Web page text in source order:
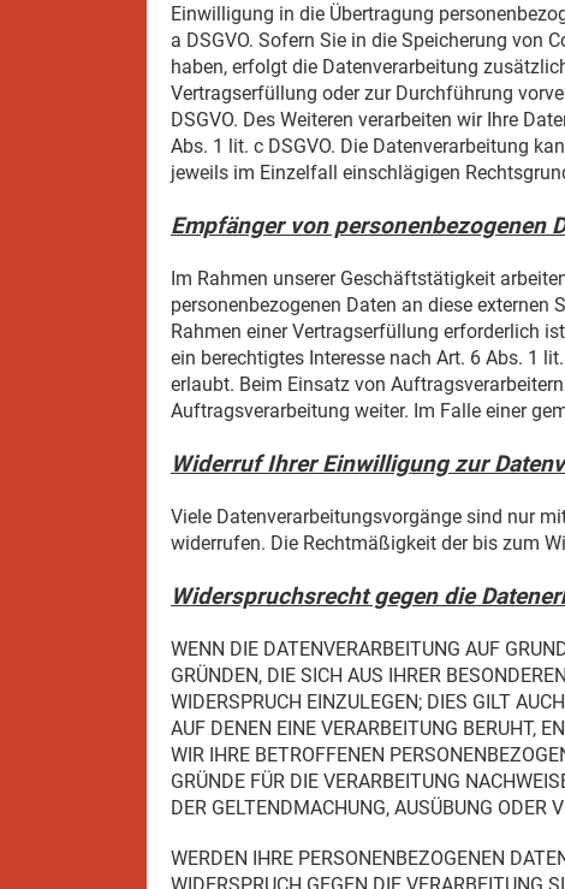
Einwilligung in die Übertragung
a DSGVO. Sofern Sie in die Speicherung von
haben, erfolgt die Datenverarbeitung
Vertragserfüllung oder zur Durchführung
DSGVO. Des Weiteren verarbeiten wir Ihre
Abs. 1 lit. c DSGVO. Die Datenverarbeitung
jeweils im Einzelfall einschlägigen
Empfänger von personenbezogenen
Im Rahmen unserer Geschäftstätigkeit
personenbezogenen Daten an diese externen
Rahmen einer Vertragserfüllung erforderlich
ein berechtigtes Interesse nach Art. 6 Abs. 1
erlaubt. Beim Einsatz von
Auftragsverarbeitung weiter. Im Falle einer
Widerruf Ihrer Einwilligung zur
Viele Datenverarbeitungsvorgänge sind nur
widerrufen. Die Rechtmäßigkeit der bis zum
Widerspruchsrecht gegen die
WENN DIE DATENVERARBEITUNG AUF
GRÜNDEN, DIE SICH AUS IHRER
WIDERSPRUCH EINZULEGEN; DIES GILT
AUF DENEN EINE VERARBEITUNG BERUHT,
WIR IHRE BETROFFENEN
GRÜNDE FÜR DIE VERARBEITUNG
DER GELTENDMACHUNG, AUSÜBUNG ODER
WERDEN IHRE PERSONENBEZOGENEN